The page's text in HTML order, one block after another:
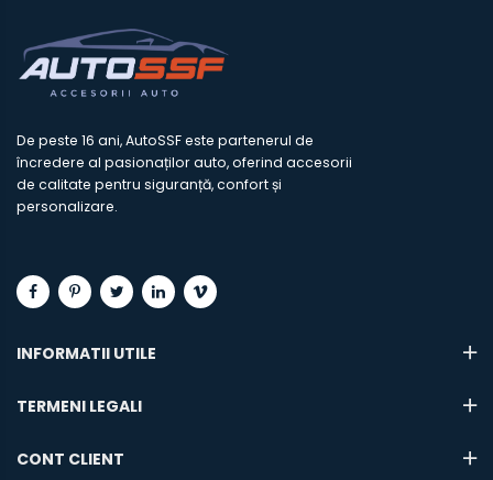
De peste 16 ani, AutoSSF este partenerul de
încredere al pasionaților auto, oferind accesorii
de calitate pentru siguranță, confort și
personalizare.
INFORMATII UTILE
TERMENI LEGALI
CONT CLIENT